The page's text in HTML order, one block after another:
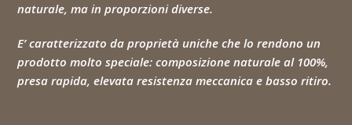
naturale, ma in proporzioni diverse.
E’ caratterizzato da proprietà uniche che lo rendono un
prodotto molto speciale: composizione naturale al 100%,
presa rapida, elevata resistenza meccanica e basso ritiro.